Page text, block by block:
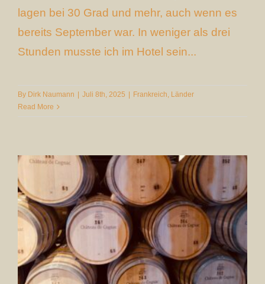
lagen bei 30 Grad und mehr, auch wenn es
bereits September war. In weniger als drei
Stunden musste ich im Hotel sein...
By Dirk Naumann | Juli 8th, 2025 | Frankreich Länder
Read More